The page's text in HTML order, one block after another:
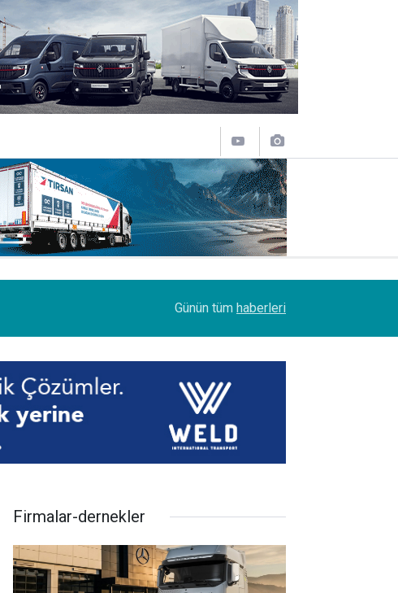
Sakarya'da Şoförlere Uyuşturucu Testi
Günün tüm haberleri
Firmalar-dernekler